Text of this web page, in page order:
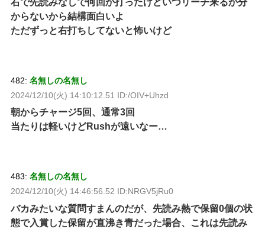
右で先読みなしで何回か打ったけどいつリーチ来るか分
からないから結構面白いよ
ただずっと右打ちしてないと怖いけど
482: 名無しの名無し
2024/12/10(火) 14:10:12.51 ID:/OIV+Uhzd
朝からチャージ5回、通常3回
当たりは軽いけどRushが遠いなー…
483: 名無しの名無し
2024/12/10(火) 14:46:56.52 ID:NRGV5jRu0
バカみたいな質問すまんのだが、先読み熱で保留0個の状
態で入賞した保留が直沸き青だった場合、これは先読み